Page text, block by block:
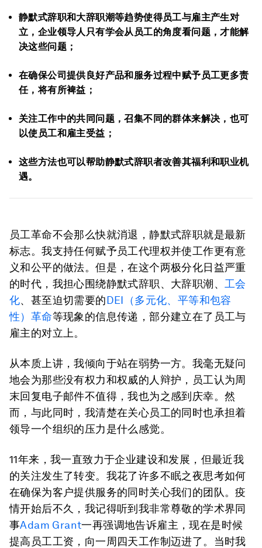
静默式辞职和大辞职潮等趋势使得员工与雇主产生对
立，企业领导人只有学会从员工的角度看问题，才能解
决这些问题；
在确保公司提供良好产品和服务过程中赋予员工更多责
任，将有所裨益；
关注工作中的共同问题，召集不同的群体来解决，也可
以使员工和雇主受益；
这些方法也可以帮助静默式辞职者改善其福利和职业机
遇。
员工革命不会那么快就消退，静默式辞职就是最新
标志。我支持任何赋予员工代理权并使工作更有意
义和公平的做法。但是，在这个两极分化日益严重
的时代，我担心围绕静默式辞职、大辞职潮、 工会
化、甚至迫切需要的DEI （多元化、平等和包容
性）革命等现象的信息传递，部分建立在了员工与
雇主的对立上。
从本质上讲，我倾向于站在弱势一方。我毫无疑问
地会为那些没有权力和权威的人辩护，员工认为周
末回复电子邮件不值得，我也为之感到庆幸。然
而，与此同时，我清楚在关心员工的同时也承担着
领导一个组织的压力是什么感觉。
11年来，我一直致力于企业建设和发展，但最近我
的关注发生了转变。我花了许多不眠之夜思考如何
在确保为客户提供服务的同时关心我们的团队。疫
情开始后不久，我记得听到我非常尊敬的学术界同
事Adam Grant一再强调地告诉雇主，现在是时候
提高员工工资，向一周四天工作制迈进了。当时我